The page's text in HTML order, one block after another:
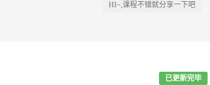
HI~,课程不错就分享一下吧
已更新完毕